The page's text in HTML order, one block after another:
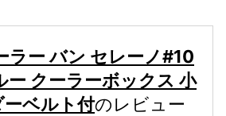
ラー バン セレーノ#10
ー クーラーボックス 小
ベルト付のレビュー